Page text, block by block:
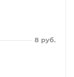
8 руб.